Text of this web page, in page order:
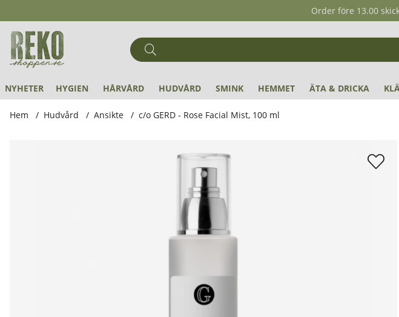
Order före 13.00
NYHETER HYGIEN HÅRVÅRD HUDVÅRD SMINK HEMMET ÄTA & DRICKA
Hem Hudvård Ansikte c/o GERD - Rose Facial Mist, 100 ml